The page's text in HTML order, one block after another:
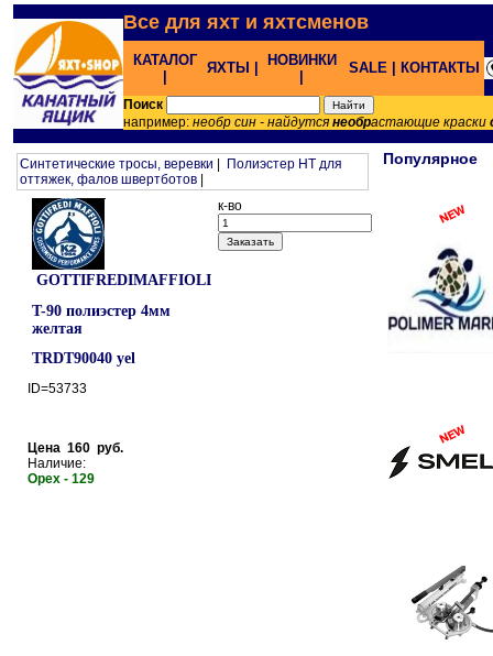
Все для яхт и яхтсменов
КАТАЛОГ ЯХТЫ |
НОВИНКИ
SALE | КОНТАКТЫ
Поиск
например: необр син - найдутся необрастающие краски
Синтетические тросы, веревки
Полиэстер HT для
оттяжек, фалов швертботов
GOTTIFREDIMAFFIOLI
T-90 полиэстер 4мм
желтая
TRDT90040 yel
ID=53733
Цена 160 руб.
Наличие:
Орех - 129
к-во
Популярное